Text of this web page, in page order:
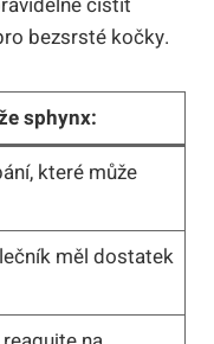
bezsrsté kočky.
sphynx:
které může
měl dostatek